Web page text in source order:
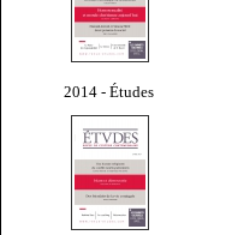
2014 - Études